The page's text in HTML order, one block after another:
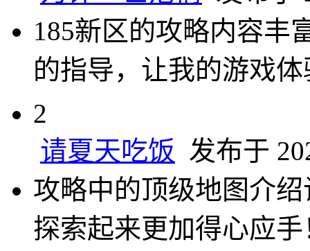
185新区的攻略内容丰
的指导，让我的游戏
2
请夏天吃饭 发布于
攻略中的顶级地图介
探索起来更加得心应手